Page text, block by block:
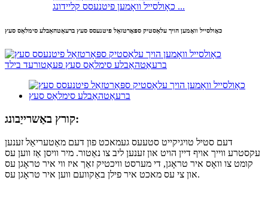
כאָולסייל וואָמען פיטנעסס קליידונג ...
כאָולסייל וואָמען הויך עלאַסטיק ספּאָרטזאַל פיטנעסס סעץ ברעאַטהאַבלע סימלאַס סעץ
קורץ באַשרייַבונג:
דעם סטיל טויגיקייט סטעעס געמאכט פון דעם מאַטעריאַל זענען
עקסטרע ווייך אויף דיין הויט און זענען ליב צו נאַטור. מיר וויסן אַז ווען עס
קומט צו וואָס איר טראָגן, די מערסט וויכטיק זאַך איז ווי איר טראָגן עס
און צי עס מאכט איר פילן באַקוועם ווען איר טראָגן עס.